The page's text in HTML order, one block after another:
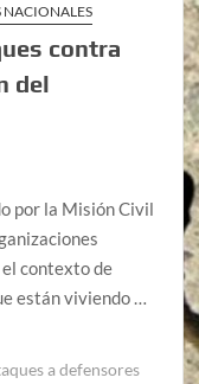
NACIONALES
contra
del
por la Misión Civil
contexto de
están viviendo …
a defensores